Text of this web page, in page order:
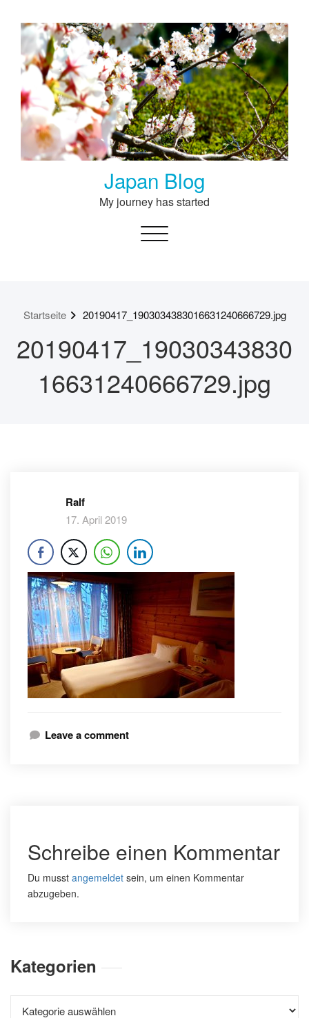
content
Japan Blog
My journey has started
Toggle navigation
Startseite 20190417_1903034383016631240666729.jpg
20190417_19030343830
16631240666729.jpg
Ralf
17. April 2019
Leave a comment
Schreibe einen Kommentar
Du musst angemeldet sein, um einen Kommentar
abzugeben.
Kategorien